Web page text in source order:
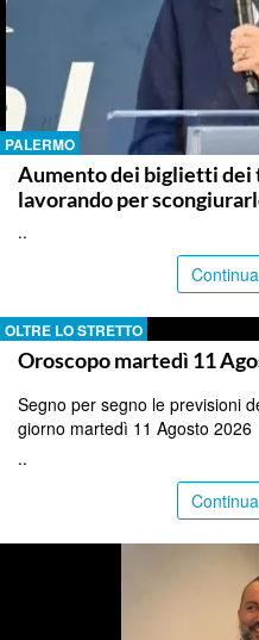
PALERMO
Aumento dei biglietti dei
lavorando per
..
OLTRE LO STRETTO
Oroscopo martedì 11
Segno per segno le previsioni
giorno martedì 11 Agosto 2026
..